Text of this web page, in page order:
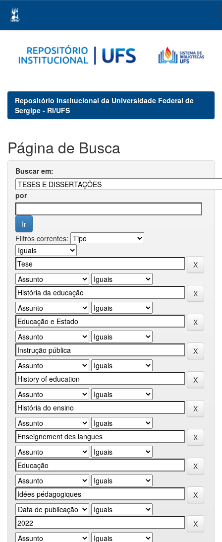
navigation
Repositório Institucional da Universidade Federal de
Sergipe - RI/UFS
Página de Busca
Buscar em:
por
Filtros correntes: